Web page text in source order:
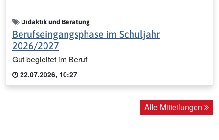
Didaktik und Beratung
Berufseingangsphase im Schuljahr
2026/2027
Gut begleitet im Beruf
22.07.2026, 10:27
Alle Mitteilungen